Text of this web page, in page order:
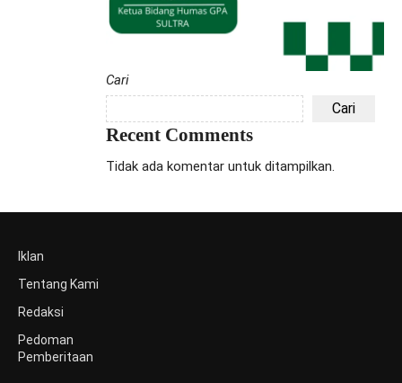
Cari
Cari
Recent Comments
Tidak ada komentar untuk ditampilkan.
Iklan
Tentang Kami
Redaksi
Pedoman
Pemberitaan